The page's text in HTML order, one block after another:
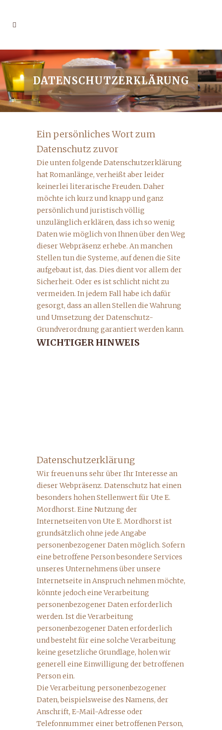
DATENSCHUTZERKLÄRUNG
Ein persönliches Wort zum
Datenschutz zuvor
Die unten folgende Datenschutzerklärung
hat Romanlänge, verheißt aber leider
keinerlei literarische Freuden. Daher
möchte ich kurz und knapp und ganz
persönlich und juristisch völlig
unzulänglich erklären, dass ich so wenig
Daten wie möglich von Ihnen über den Weg
dieser Webpräsenz erhebe. An manchen
Stellen tun die Systeme, auf denen die Site
aufgebaut ist, das. Dies dient vor allem der
Sicherheit. Oder es ist schlicht nicht zu
vermeiden. In jedem Fall habe ich dafür
gesorgt, dass an allen Stellen die Wahrung
und Umsetzung der Datenschutz-
Grundverordnung garantiert werden kann.
WICHTIGER HINWEIS
Datenschutzerklärung
Wir freuen uns sehr über Ihr Interesse an
dieser Webpräsenz. Datenschutz hat einen
besonders hohen Stellenwert für Ute E.
Mordhorst. Eine Nutzung der
Internetseiten von Ute E. Mordhorst ist
grundsätzlich ohne jede Angabe
personenbezogener Daten möglich. Sofern
eine betroffene Person besondere Services
unseres Unternehmens über unsere
Internetseite in Anspruch nehmen möchte,
könnte jedoch eine Verarbeitung
personenbezogener Daten erforderlich
werden. Ist die Verarbeitung
personenbezogener Daten erforderlich
und besteht für eine solche Verarbeitung
keine gesetzliche Grundlage, holen wir
generell eine Einwilligung der betroffenen
Person ein.
Die Verarbeitung personenbezogener
Daten, beispielsweise des Namens, der
Anschrift, E-Mail-Adresse oder
Telefonnummer einer betroffenen Person,